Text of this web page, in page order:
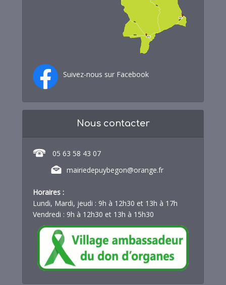
Suivez-nous sur Facebook
Nous contacter
05 63 58 43 07
mairiedepuybegon@orange.fr
Horaires :
Lundi, Mardi, jeudi : 9h à 12h30 et 13h à 17h
Vendredi : 9h à 12h30 et 13h à 15h30